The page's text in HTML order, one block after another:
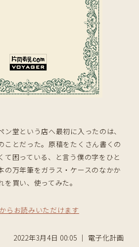
堂という店へ最初に入ったのは、
ことだった。原稿をたくさん書くの
て困っている、と言う僕の字をひと
の万年筆をガラス・ケースのなかか
買い、使ってみた。
らお読みいただけます
2022年3月4日 00:05 ｜ 電子化計画